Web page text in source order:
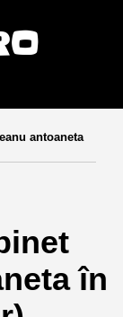
antoaneta
în